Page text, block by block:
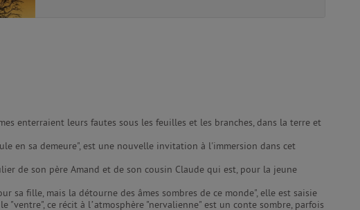
enterraient leurs fautes sous les feuilles et les branches, dans la terre et
en sa demeure", est une nouvelle invitation à l'immersion dans cet
de son père Amand et de son cousin Claude qui est, pour la jeune
sa fille, mais la détourne des âmes sombres de ce monde", elle est saisie
ce récit à l’atmosphère "nervalienne" est un conte sombre, parfois